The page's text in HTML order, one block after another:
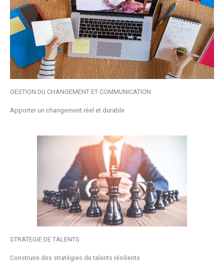
GESTION DU CHANGEMENT ET COMMUNICATION
Apporter un changement réel et durable
STRATEGIE DE TALENTS
Construire des stratégies de talents résilients